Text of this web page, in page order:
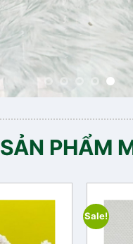
SẢN PHẨM
Sale!